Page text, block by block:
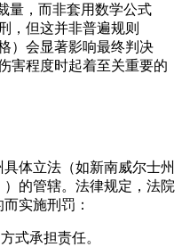
量，而非套用数学公式
，但这并非普遍规则
）会显著影响最终判决
害程度时起着至关重要的
体立法（如新南威尔士州
的管辖。法律规定，法院
实施刑罚：
式承担责任。